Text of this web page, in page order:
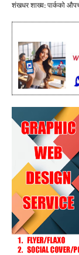
शंखधर शाख्व: पार्कको